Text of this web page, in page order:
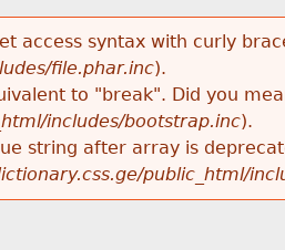
access syntax with curly
file.phar.inc).
to "break". Did you
includes/bootstrap.inc).
string after array is
public_html/